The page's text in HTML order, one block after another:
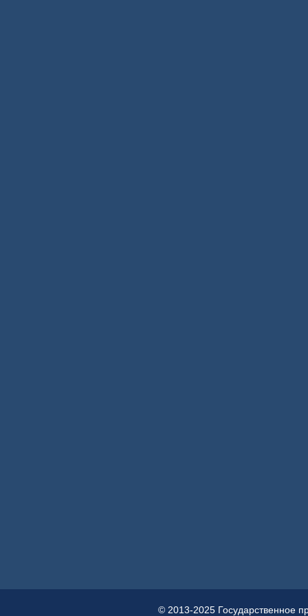
© 2013-2025 Государственное